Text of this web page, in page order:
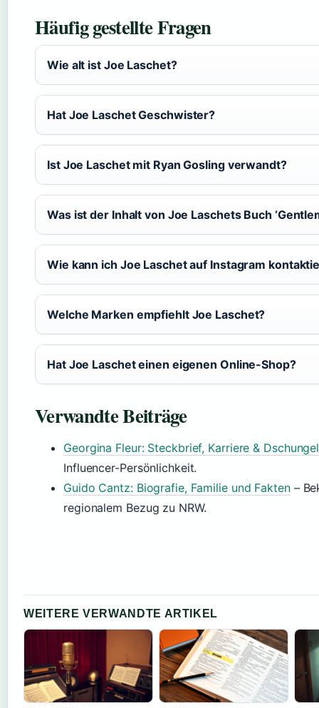
Häufig gestellte Fragen
Wie alt ist Joe Laschet?
Hat Joe Laschet Geschwister?
Ist Joe Laschet mit Ryan Gosling verwandt?
Was ist der Inhalt von Joe Laschets Buch
Wie kann ich Joe Laschet auf Instagram
Welche Marken empfiehlt Joe Laschet?
Hat Joe Laschet einen eigenen Online-Shop?
Verwandte Beiträge
Georgina Fleur: Steckbrief, Karriere &
Influencer-Persönlichkeit.
Guido Cantz: Biografie, Familie und Fakten–
regionalem Bezug zu NRW.
WEITERE VERWANDTE ARTIKEL